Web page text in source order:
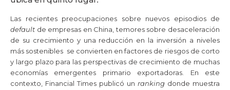
Las recientes preocupaciones sobre nuevos episodios de
default de empresas en China, temores sobre desaceleración
de su crecimiento y una reducción en la inversión a niveles
más sostenibles se convierten en factores de riesgos de corto
y largo plazo para las perspectivas de crecimiento de muchas
economías emergentes primario exportadoras. En este
contexto, Financial Times publicó un ranking donde muestra